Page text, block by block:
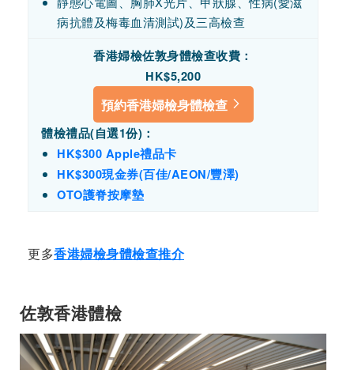
病抗體及梅毒血清測試)及三高檢查
香港婦檢佐敦身體檢查收費 ：
HK$5,200
預約香港婦檢身體檢查
體檢禮品(自選1份)：
HK$300 Apple禮品卡
HK$300現金券(百佳/AEON/豐澤)
OTO護脊按摩墊
更多香港婦檢身體檢查推介
佐敦香港體檢